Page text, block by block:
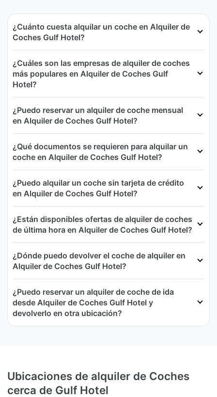
¿Cuánto cuesta alquilar un coche en Alquiler de
Coches Gulf Hotel?
¿Cuáles son las empresas de alquiler de coches
más populares en Alquiler de Coches Gulf
Hotel?
¿Puedo reservar un alquiler de coche mensual
en Alquiler de Coches Gulf Hotel?
¿Qué documentos se requieren para alquilar un
coche en Alquiler de Coches Gulf Hotel?
¿Puedo alquilar un coche sin tarjeta de crédito
en Alquiler de Coches Gulf Hotel?
¿Están disponibles ofertas de alquiler de coches
de última hora en Alquiler de Coches Gulf Hotel?
¿Dónde puedo devolver el coche de alquiler en
Alquiler de Coches Gulf Hotel?
¿Puedo reservar un alquiler de coche de ida
desde Alquiler de Coches Gulf Hotel y
devolverlo en otra ubicación?
Ubicaciones de alquiler de Coches
cerca de Gulf Hotel